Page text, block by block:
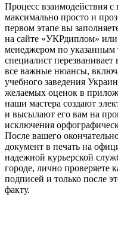
Процесс взаимодействия
максимально просто и
первом этапе вы
на сайте «УКРдиплом»
менеджером по указанным
специалист перезванивает
все важные нюансы,
учебного заведения
желаемых оценок в
наши мастера создают
и высылают его вам на
исключения
После вашего
документ в печать на
надежной курьерской
городе, лично проверяете
подписей и только после
факту.